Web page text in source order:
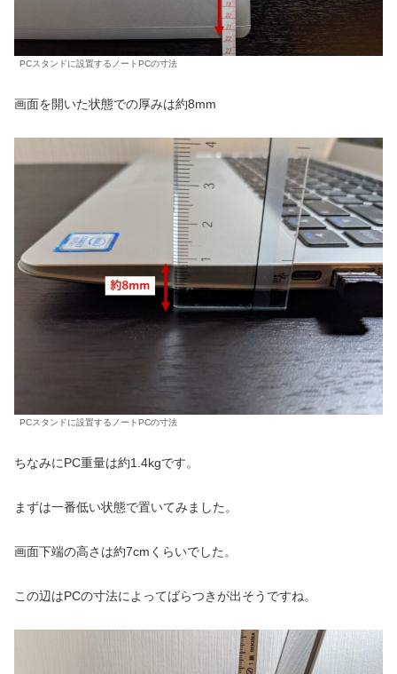
PCスタンドに設置するノートPCの寸法
画面を開いた状態での厚みは約8mm
PCスタンドに設置するノートPCの寸法
ちなみにPC重量は約1.4kgです。
まずは一番低い状態で置いてみました。
画面下端の高さは約7cmくらいでした。
この辺はPCの寸法によってばらつきが出そうですね。